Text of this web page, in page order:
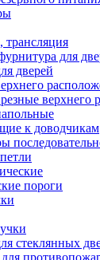
для
дверей
верхнего
к доводчикам
пороги
стеклянных